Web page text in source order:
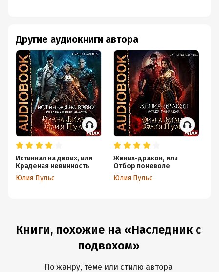
Другие аудиокниги автора
Истинная на двоих, или
Краденая невинность
Юлия Пульс
Жених-дракон, или
Отбор поневоле
Юлия Пульс
Книги, похожие на «Наследник с
подвохом»
По жанру, теме или стилю автора